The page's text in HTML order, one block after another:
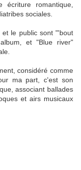
romantique,
sociales.
le public sont "'bout
et "Blue river"
considéré comme
ma part, c'est son
associant ballades
et airs musicaux